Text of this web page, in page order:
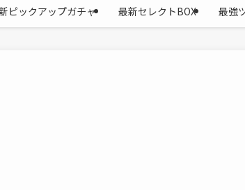
ピックアップガチャ 最新セレクトBOX 最強